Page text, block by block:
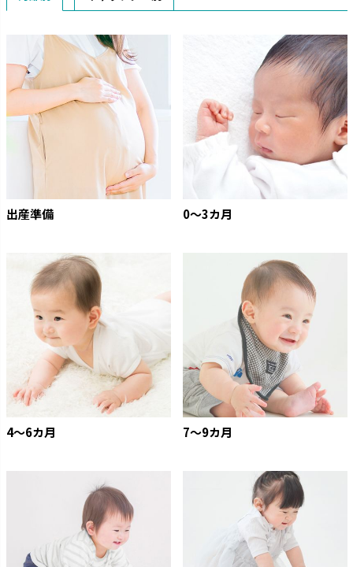
出産準備 0〜3カ月
4〜6カ月 7〜9カ月